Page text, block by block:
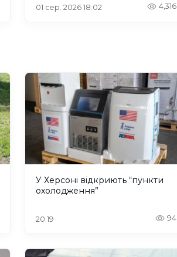
01 сер. 2026 18:02 4,316
У Херсоні відкриють “пункти
охолодження”
20:19 94